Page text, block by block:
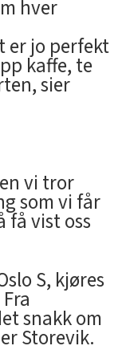
hver
er jo perfekt
kaffe, te
sier
vi tror
som vi får
få vist oss
S, kjøres
snakk om
Storevik.